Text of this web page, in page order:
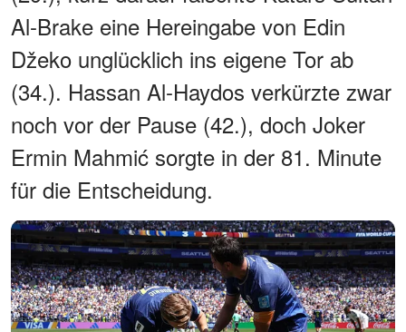
Al-Brake eine Hereingabe von Edin
Džeko unglücklich ins eigene Tor ab
(34.). Hassan Al-Haydos verkürzte zwar
noch vor der Pause (42.), doch Joker
Ermin Mahmić sorgte in der 81. Minute
für die Entscheidung.